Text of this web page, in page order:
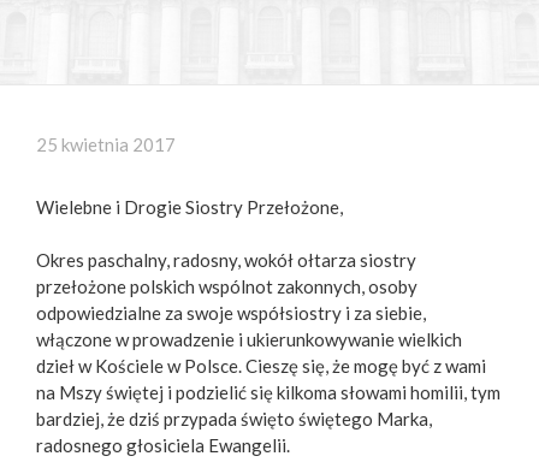
25 kwietnia 2017
Wielebne i Drogie Siostry Przełożone,
Okres paschalny, radosny, wokół ołtarza siostry
przełożone polskich wspólnot zakonnych, osoby
odpowiedzialne za swoje współsiostry i za siebie,
włączone w prowadzenie i ukierunkowywanie wielkich
dzieł w Kościele w Polsce. Cieszę się, że mogę być z wami
na Mszy świętej i podzielić się kilkoma słowami homilii, tym
bardziej, że dziś przypada święto świętego Marka,
radosnego głosiciela Ewangelii.